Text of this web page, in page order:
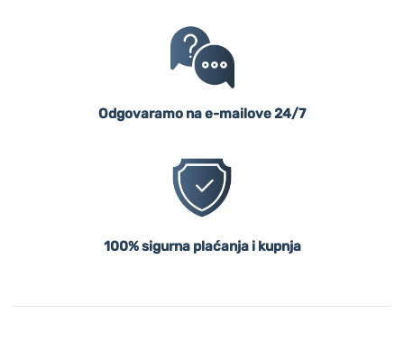
Odgovaramo na e-mailove 24/7
100% sigurna plaćanja i kupnja